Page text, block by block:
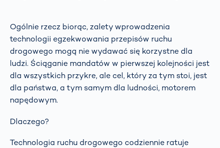
Ogólnie rzecz biorąc, zalety wprowadzenia
technologii egzekwowania przepisów ruchu
drogowego mogą nie wydawać się korzystne dla
ludzi. Ściąganie mandatów w pierwszej kolejności jest
dla wszystkich przykre, ale cel, który za tym stoi, jest
dla państwa, a tym samym dla ludności, motorem
napędowym.
Dlaczego?
Technologia ruchu drogowego codziennie ratuje